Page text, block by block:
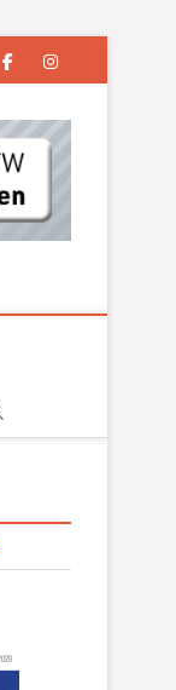
facebookinstagram